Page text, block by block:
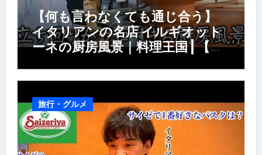
【何も言わなくても通じ合う】
イタリアンの名店 イルギオット
ーネの厨房風景｜料理王国 | 【厨
風景】
旅行・グルメ